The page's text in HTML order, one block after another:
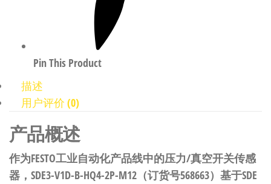
Pin This Product
描述
用户评价 (0)
产品概述
作为FESTO工业自动化产品线中的压力/真空开关传感
器，SDE3-V1D-B-HQ4-2P-M12（订货号568663）基于SDE